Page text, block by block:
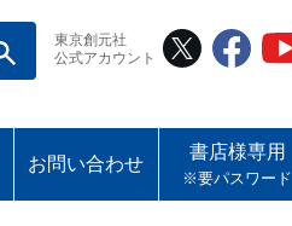
東京創元社
公式アカウント
お問い合わせ
書店様専用
※要パスワード